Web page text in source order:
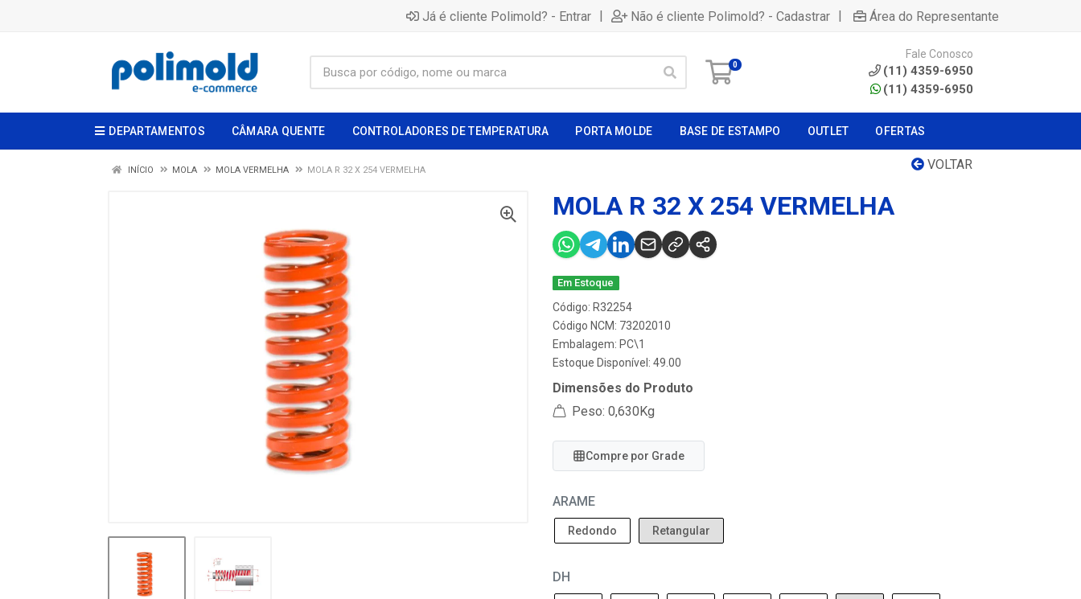
Já é cliente Polimold? - Entrar | Não é cliente Polimold? - Cadastrar | Área do Representante
0
Fale Conosco
(11) 4359-6950
(11) 4359-6950
DEPARTAMENTOS CÂMARA QUENTE CONTROLADORES DE TEMPERATURA PORTA MOLDE BASE DE ESTAMPO OUTLET OFERTAS
VOLTAR
INÍCIO MOLA MOLA VERMELHA MOLA R 32 X 254 VERMELHA
MOLA R 32 X 254 VERMELHA
Em Estoque
Código: R32254
Código NCM: 73202010
Embalagem: PC\1
Estoque Disponível: 49.00
Dimensões do Produto
Peso: 0,630Kg
Compre por Grade
ARAME
Redondo Retangular
DH